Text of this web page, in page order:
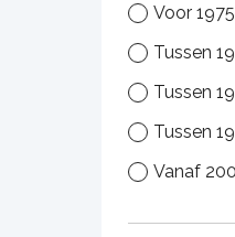
Voor 1975
Tussen
Tussen
Tussen
Vanaf